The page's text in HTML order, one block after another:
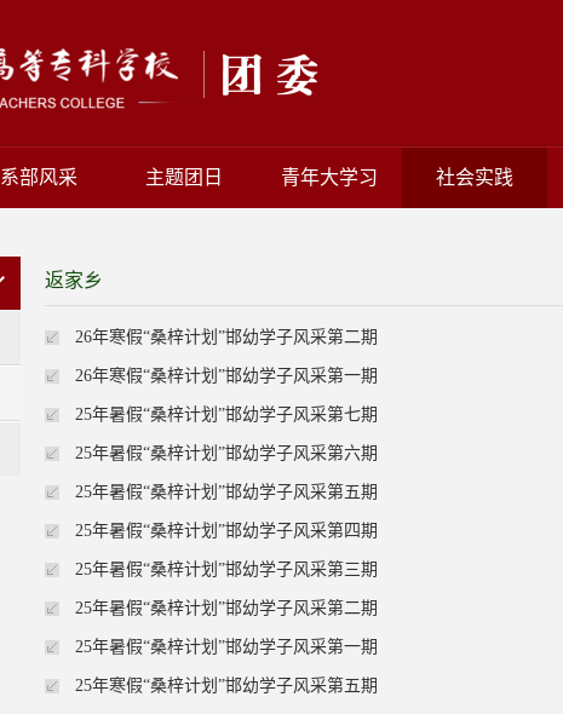
系部风采 主题团日 青年大学习 社会实践
返家乡
26年寒假“桑梓计划”邯幼学子风采第二期
26年寒假“桑梓计划”邯幼学子风采第一期
25年暑假“桑梓计划”邯幼学子风采第七期
25年暑假“桑梓计划”邯幼学子风采第六期
25年暑假“桑梓计划”邯幼学子风采第五期
25年暑假“桑梓计划”邯幼学子风采第四期
25年暑假“桑梓计划”邯幼学子风采第三期
25年暑假“桑梓计划”邯幼学子风采第二期
25年暑假“桑梓计划”邯幼学子风采第一期
25年寒假“桑梓计划”邯幼学子风采第五期